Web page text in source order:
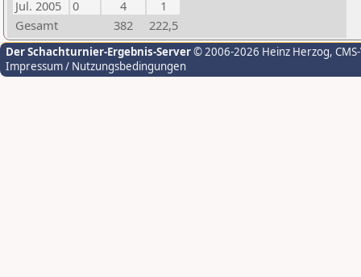
Jul. 2005
0 4
1
Gesamt
382 222,5
Der Schachturnier-Ergebnis-Server© 2006-2026 Heinz Herzog,
Impressum / Nutzungsbedingungen